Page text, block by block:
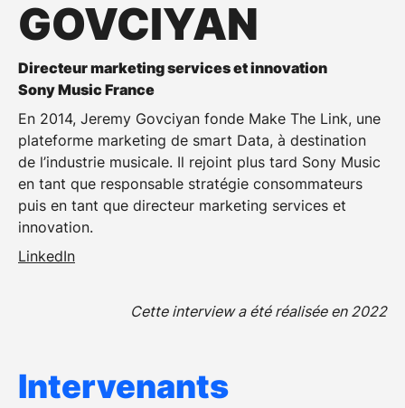
GOVCIYAN
Directeur marketing services et innovation
Sony Music France
En 2014, Jeremy Govciyan fonde Make The Link, une
plateforme marketing de smart Data, à destination
de l’industrie musicale. Il rejoint plus tard Sony Music
en tant que responsable stratégie consommateurs
puis en tant que directeur marketing services et
innovation.
LinkedIn
Cette interview a été réalisée en 2022
Intervenants